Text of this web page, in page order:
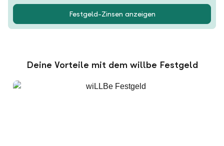
Festgeld-Zinsen anzeigen
Deine Vorteile mit dem willbe Festgeld